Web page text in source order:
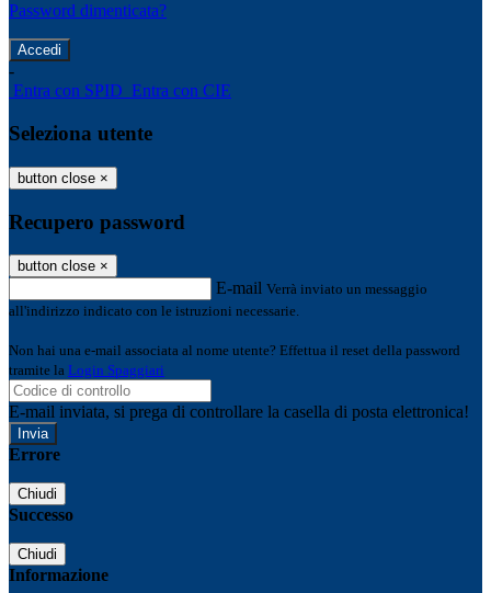
Password dimenticata?
-
Entra con SPID Entra con CIE
Seleziona utente
button close ×
Recupero password
button close ×
E-mail Verrà inviato un messaggio
all'indirizzo indicato con le istruzioni necessarie.
Non hai una e-mail associata al nome utente? Effettua il reset della password
tramite la Login Spaggiari
E-mail inviata, si prega di controllare la casella di posta elettronica!
Errore
Chiudi
Successo
Chiudi
Informazione